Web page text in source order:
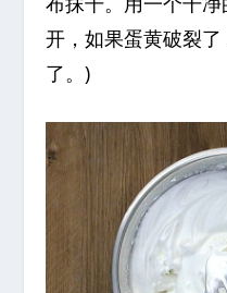
开，如果蛋黄破裂
了。)